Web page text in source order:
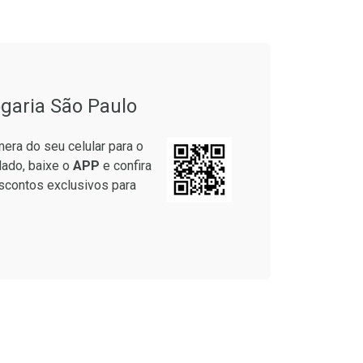
cada
cada
Por R$ 49,27/cada
Por R$ 49,27/cada
São Paulo
do seu celular para o
baixe o APP e confira
exclusivos para